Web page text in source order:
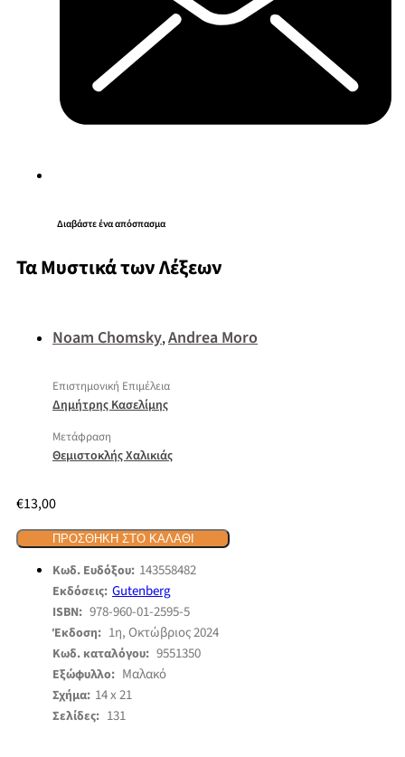
Διαβάστε ένα απόσπασμα
Τα Μυστικά των Λέξεων
Noam Chomsky,Andrea Moro
Επιστημονική Επιμέλεια
Δημήτρης Κασελίμης
Μετάφραση
Θεμιστοκλής Χαλικιάς
€13,00
ΠΡΟΣΘΉΚΗ ΣΤΟ ΚΑΛΆΘΙ
Κωδ. Ευδόξου: 143558482
Εκδόσεις: Gutenberg
ISBN: 978-960-01-2595-5
Έκδοση: 1η, Οκτώβριος 2024
Κωδ. καταλόγου: 9551350
Εξώφυλλο: Μαλακό
Σχήμα: 14 x 21
Σελίδες: 131